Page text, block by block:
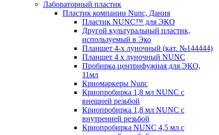
Лабораторный пластик
Пластик компании Nunc, Дания
Пластик NUNC™ для ЭКО
Другой культуральный пластик,
используемый в Эко
Планшет 4-х луночный (кат. №144444)
Планшет 4 х луночный NUNC
Пробирка центрифужная для ЭКО,
11мл
Криомаркеры Nunc
Криопробирка 1,8 мл NUNC с
внешней резьбой
Криопробирка 1,8 мл NUNC с
внутренней резьбой
Криопробирка NUNC 4,5 мл с